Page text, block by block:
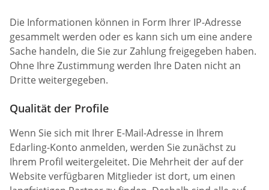
Die Informationen können in Form Ihrer IP-Adresse
gesammelt werden oder es kann sich um eine andere
Sache handeln, die Sie zur Zahlung freigegeben haben.
Ohne Ihre Zustimmung werden Ihre Daten nicht an
Dritte weitergegeben.
Qualität der Profile
Wenn Sie sich mit Ihrer E-Mail-Adresse in Ihrem
Edarling-Konto anmelden, werden Sie zunächst zu
Ihrem Profil weitergeleitet. Die Mehrheit der auf der
Website verfügbaren Mitglieder ist dort, um einen